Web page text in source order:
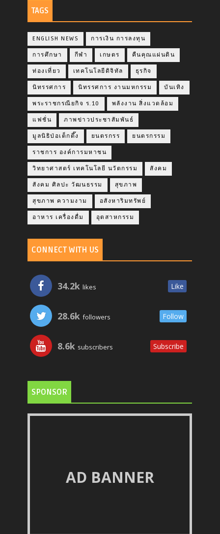
TAGS
ENGLISH NEWS การเงิน การลงทุน
การศึกษา กีฬา เกษตร คืนคุณแผ่นดิน
ท่องเที่ยว เทคโนโลยีดิจิทัล ธุรกิจ
นิทรรศการ นิทรรศการ งานมหกรรม บันเทิง
พระราชกรณียกิจ ร.10 พลังงาน สิ่งแวดล้อม
แฟชั่น ภาพข่าวประชาสัมพันธ์
มูลนิธิป่อเต็กตึ๊ง ยนตรกรร ยนตรกรรม
ราชการ องค์การมหาชน
วิทยาศาสตร์ เทคโนโลยี นวัตกรรม สังคม
สังคม ศิลปะ วัฒนธรรม สุขภาพ
สุขภาพ ความงาม อสังหาริมทรัพย์
อาหาร เครื่องดื่ม อุตสาหกรรม
CONNECT WITH US
34.2k likes Like
28.6k followers Follow
8.6k subscribers Subscribe
SPONSOR
AD BANNER